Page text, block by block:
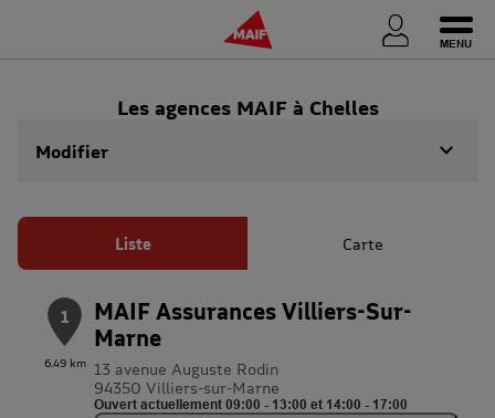
Les agences MAIF à Chelles
Modifier
Liste Carte
1
6.49 km
MAIF Assurances Villiers-Sur-
Marne
13 avenue Auguste Rodin
94350 Villiers-sur-Marne
Ouvert actuellement 09:00 - 13:00 et 14:00 - 17:00